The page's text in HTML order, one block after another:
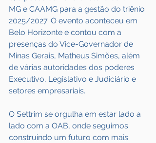
MG e CAAMG para a gestão do triênio
2025/2027. O evento aconteceu em
Belo Horizonte e contou com a
presenças do Vice-Governador de
Minas Gerais, Matheus Simões, além
de várias autoridades dos poderes
Executivo, Legislativo e Judiciário e
setores empresariais.
O Settrim se orgulha em estar lado a
lado com a OAB, onde seguimos
construindo um futuro com mais